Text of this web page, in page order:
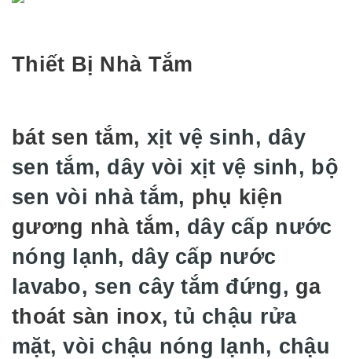
Thiết Bị Nhà Tắm
bát sen tắm, xịt vệ sinh, dây
sen tắm, dây vòi xịt vệ sinh, bộ
sen vòi nhà tắm, phụ kiện
gương nhà tắm, dây cấp nước
nóng lạnh, dây cấp nước
lavabo, sen cây tắm đứng, ga
thoát sàn inox, tủ chậu rửa
mặt, vòi chậu nóng lạnh, chậu